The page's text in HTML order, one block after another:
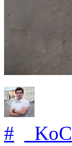
# _KoC_